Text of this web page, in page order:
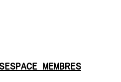
ESPACE MEMBRES